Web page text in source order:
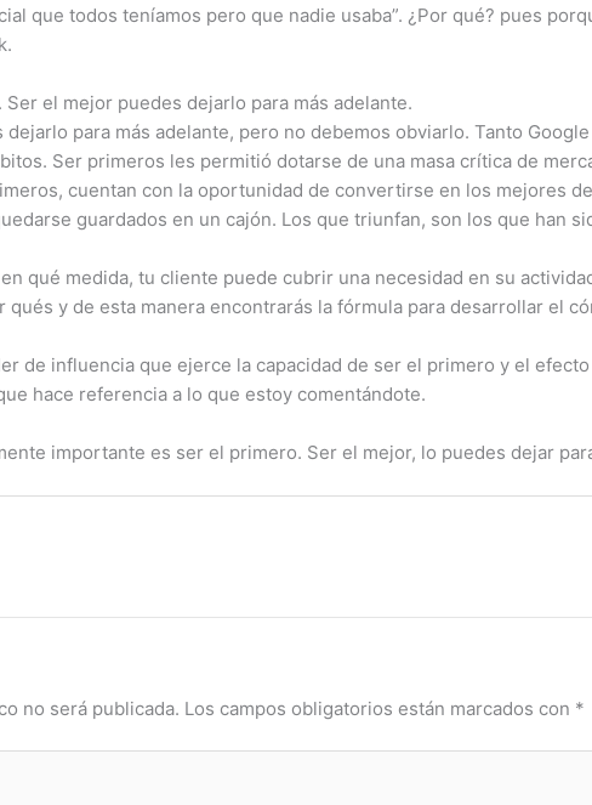
que todos teníamos pero que nadie usaba”. ¿Por qué? pues
el mejor puedes dejarlo para más adelante.
para más adelante, pero no debemos obviarlo. Tanto
Ser primeros les permitió dotarse de una masa crítica de
cuentan con la oportunidad de convertirse en los mejores
guardados en un cajón. Los que triunfan, son los que han
qué medida, tu cliente puede cubrir una necesidad en su
y de esta manera encontrarás la fórmula para desarrollar el
de influencia que ejerce la capacidad de ser el primero y el
hace referencia a lo que estoy comentándote.
importante es ser el primero. Ser el mejor, lo puedes dejar
no será publicada. Los campos obligatorios están marcados con *